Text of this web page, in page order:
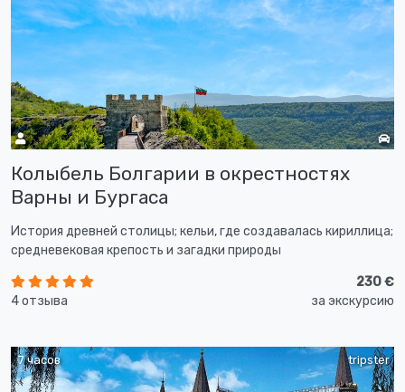
Колыбель Болгарии в окрестностях
Варны и Бургаса
История древней столицы; кельи, где создавалась кириллица;
средневековая крепость и загадки природы
4 отзыва
230 €
за экскурсию
tripster
7 часов